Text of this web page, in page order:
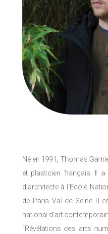
Né en 1991, Thomas
et plasticien français. Il a
d’architecte à l’Ecole
de Paris Val de Seine. Il
national d’art
‘’Révélations des arts